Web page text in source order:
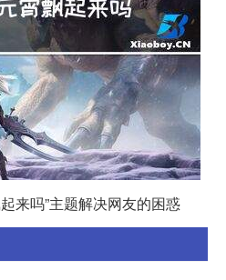
来吗”主题解决网友的困惑